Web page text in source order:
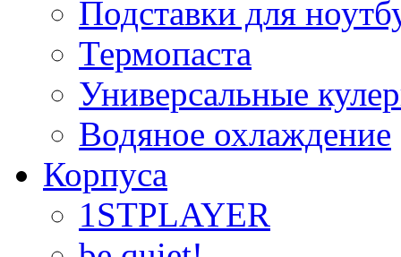
Подставки для
Термопаста
Универсальные
Водяное охлаждение
Корпуса
1STPLAYER